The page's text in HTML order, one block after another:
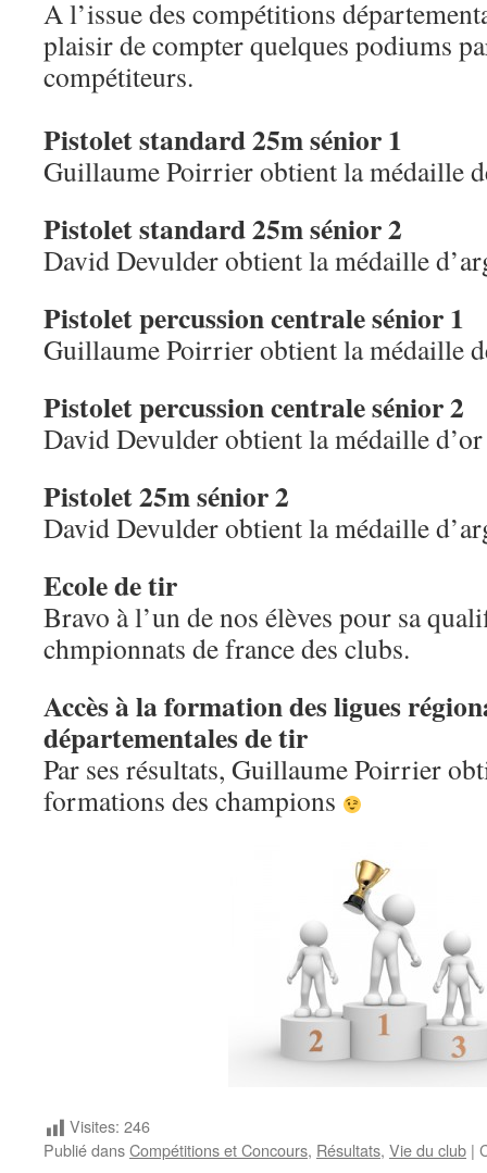
A l’issue des compétitions
plaisir de compter quelques podiums
compétiteurs.
Pistolet standard 25m sénior 1
Guillaume Poirrier obtient la médaille
Pistolet standard 25m sénior 2
David Devulder obtient la médaille
Pistolet percussion centrale sénior 1
Guillaume Poirrier obtient la médaille
Pistolet percussion centrale sénior 2
David Devulder obtient la médaille d’or
Pistolet 25m sénior 2
David Devulder obtient la médaille
Ecole de tir
Bravo à l’un de nos élèves pour sa
chmpionnats de france des clubs.
Accès à la formation des ligues
départementales de tir
Par ses résultats, Guillaume Poirrier
formations des champions
Visites: 246
Publié dansCompétitions et Concours, Résultats, Vie du club |